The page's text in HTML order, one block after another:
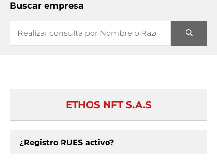
Buscar empresa
ETHOS NFT S.A.S
¿Registro RUES activo?